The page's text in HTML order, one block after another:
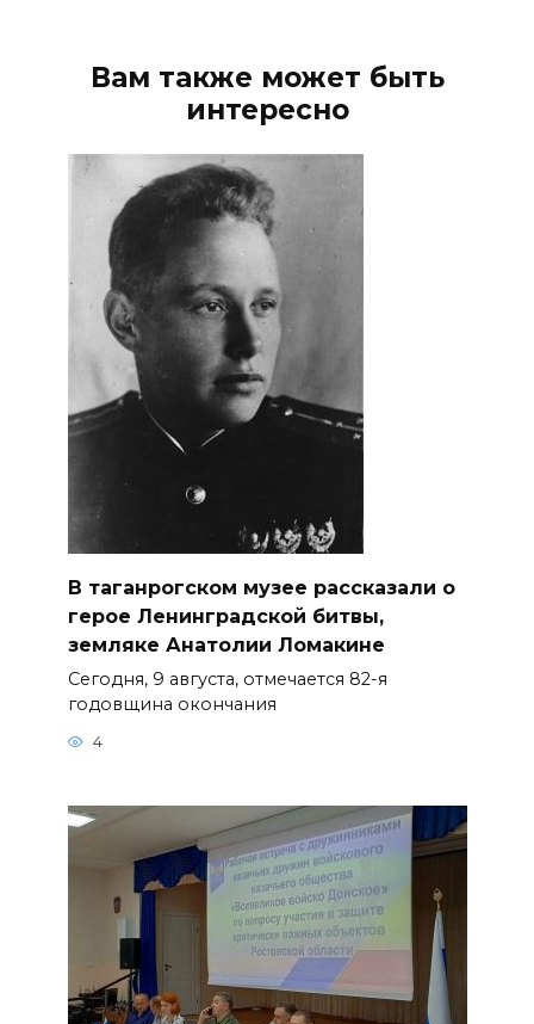
Вам также может быть
интересно
В таганрогском музее рассказали о
герое Ленинградской битвы,
земляке Анатолии Ломакине
Сегодня, 9 августа, отмечается 82-я
годовщина окончания
4